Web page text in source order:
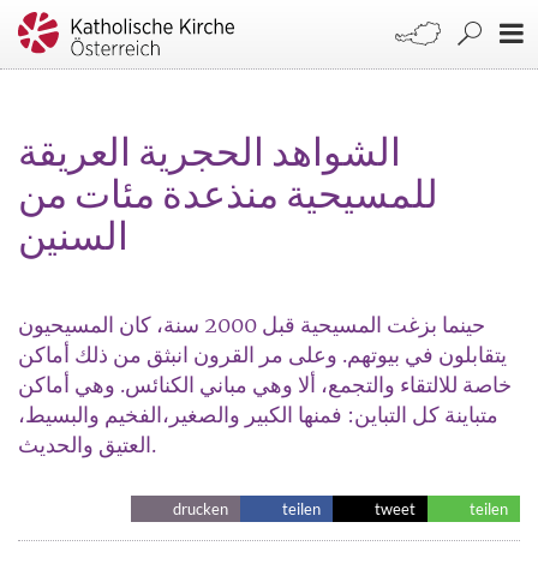
الشواهد الحجرية العريقة
للمسيحية منذعدة مئات من
السنين
حينما بزغت المسيحية قبل 2000 سنة، كان المسيحيون
يتقابلون في بيوتهم. وعلى مر القرون انبثق من ذلك أماكن
خاصة للالتقاء والتجمع، ألا وهي مباني الكنائس. وهي أماكن
متباينة كل التباين: فمنها الكبير والصغير،الفخيم والبسيط،
العتيق والحديث.
drucken teilen tweet teilen